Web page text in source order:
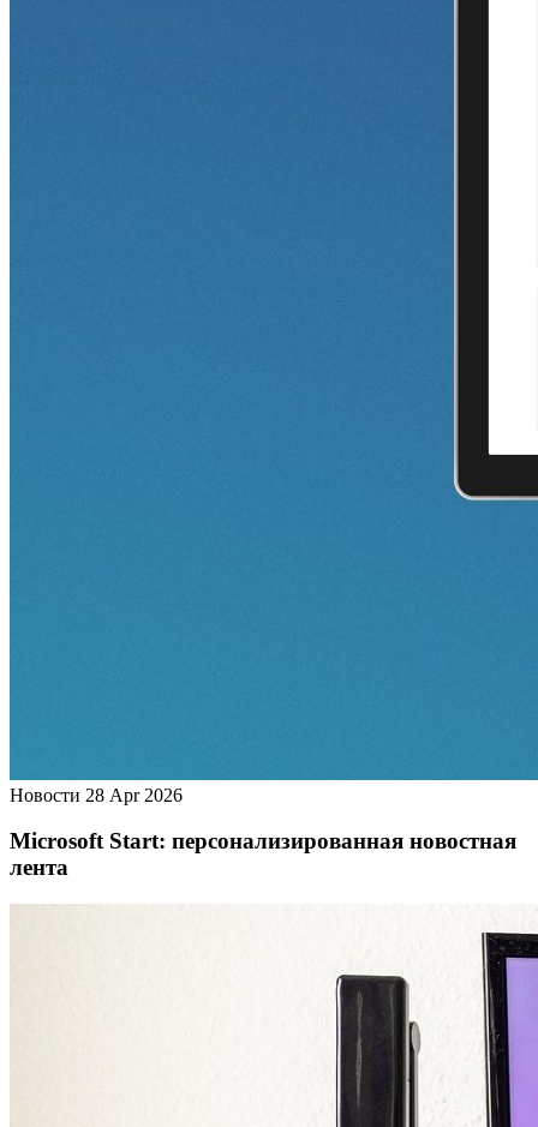
Новости 28 Apr 2026
Microsoft Start: персонализированная новостная
лента